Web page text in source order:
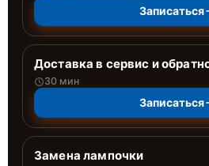
Записаться
Доставка в сервис и
30 мин
Записаться
Замена лампочки